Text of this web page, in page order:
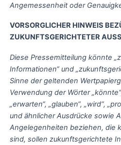
Angemessenheit oder
VORSORGLICHER HINWEIS
ZUKUNFTSGERICHTETER
Diese Pressemitteilung könnte
Informationen“ und
Sinne der geltenden
Verwendung der Wörter
„erwarten“, „glauben“, „wird“,
und ähnlicher Ausdrücke sowie
Angelegenheiten beziehen, die
sind, sollen zukunftsgerichtete